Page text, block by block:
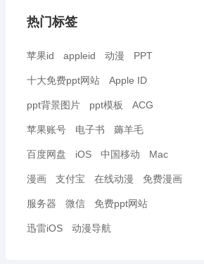
热门标签
苹果id appleid 动漫 PPT
十大免费ppt网站 Apple ID
ppt背景图片 ppt模板 ACG
苹果账号 电子书 薅羊毛
百度网盘 iOS 中国移动 Mac
漫画 支付宝 在线动漫 免费漫画
服务器 微信 免费ppt网站
迅雷iOS 动漫导航